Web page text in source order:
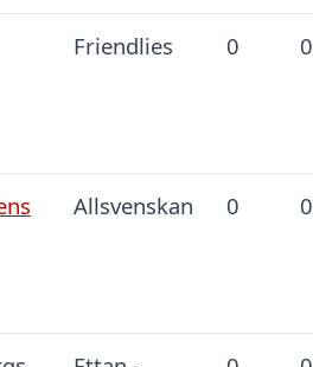
Friendlies 0 0
Allsvenskan 0 0